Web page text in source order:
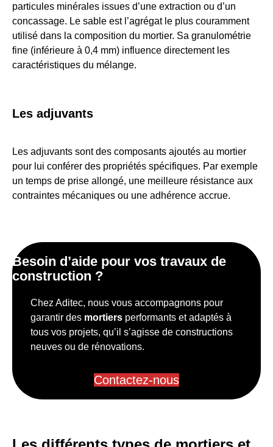
particules minérales issues d’une extraction ou d’un
concassage. Le sable est l’agrégat le plus couramment
utilisé dans la composition du mortier. Sa granulométrie
fine (inférieure à 0,4 mm) influence directement les
caractéristiques du mélange.
Les adjuvants
Les adjuvants sont des composants ajoutés au mortier
pour lui conférer des propriétés spécifiques. Par exemple
un temps de prise allongé, une meilleure résistance aux
contraintes mécaniques ou une adhérence accrue.
Besoin d’aide pour vos travaux de
construction ?
Chez Aditec, nous vous accompagnons pour
garantir des mortiers performants et adaptés à
tous vos projets, qu’il s’agisse de constructions
neuves ou de rénovations.
Contactez-nous